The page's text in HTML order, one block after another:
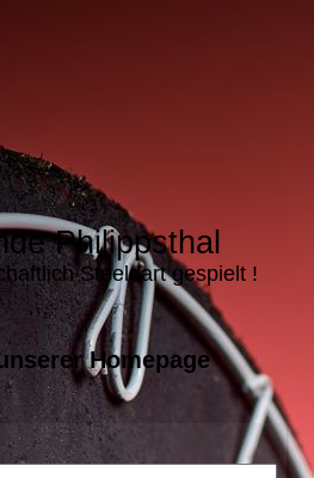
Philippsthal
Steeldart gespielt !
Homepage